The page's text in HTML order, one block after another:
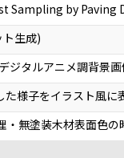
Sampling by
生成)
ジタルアニメ調背景
様子をイラスト風に
・無塗装木材表面色の